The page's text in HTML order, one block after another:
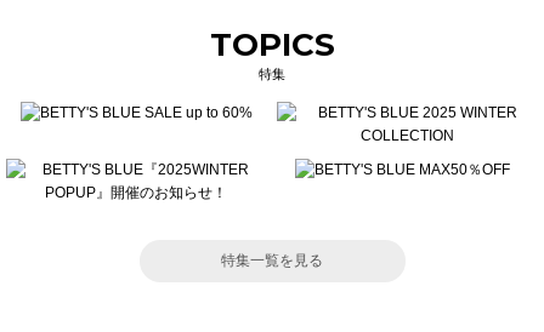
TOPICS
特集
特集一覧を見る